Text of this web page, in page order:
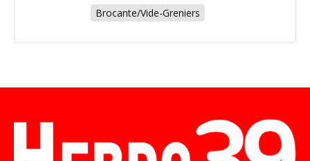
Brocante/Vide-Greniers